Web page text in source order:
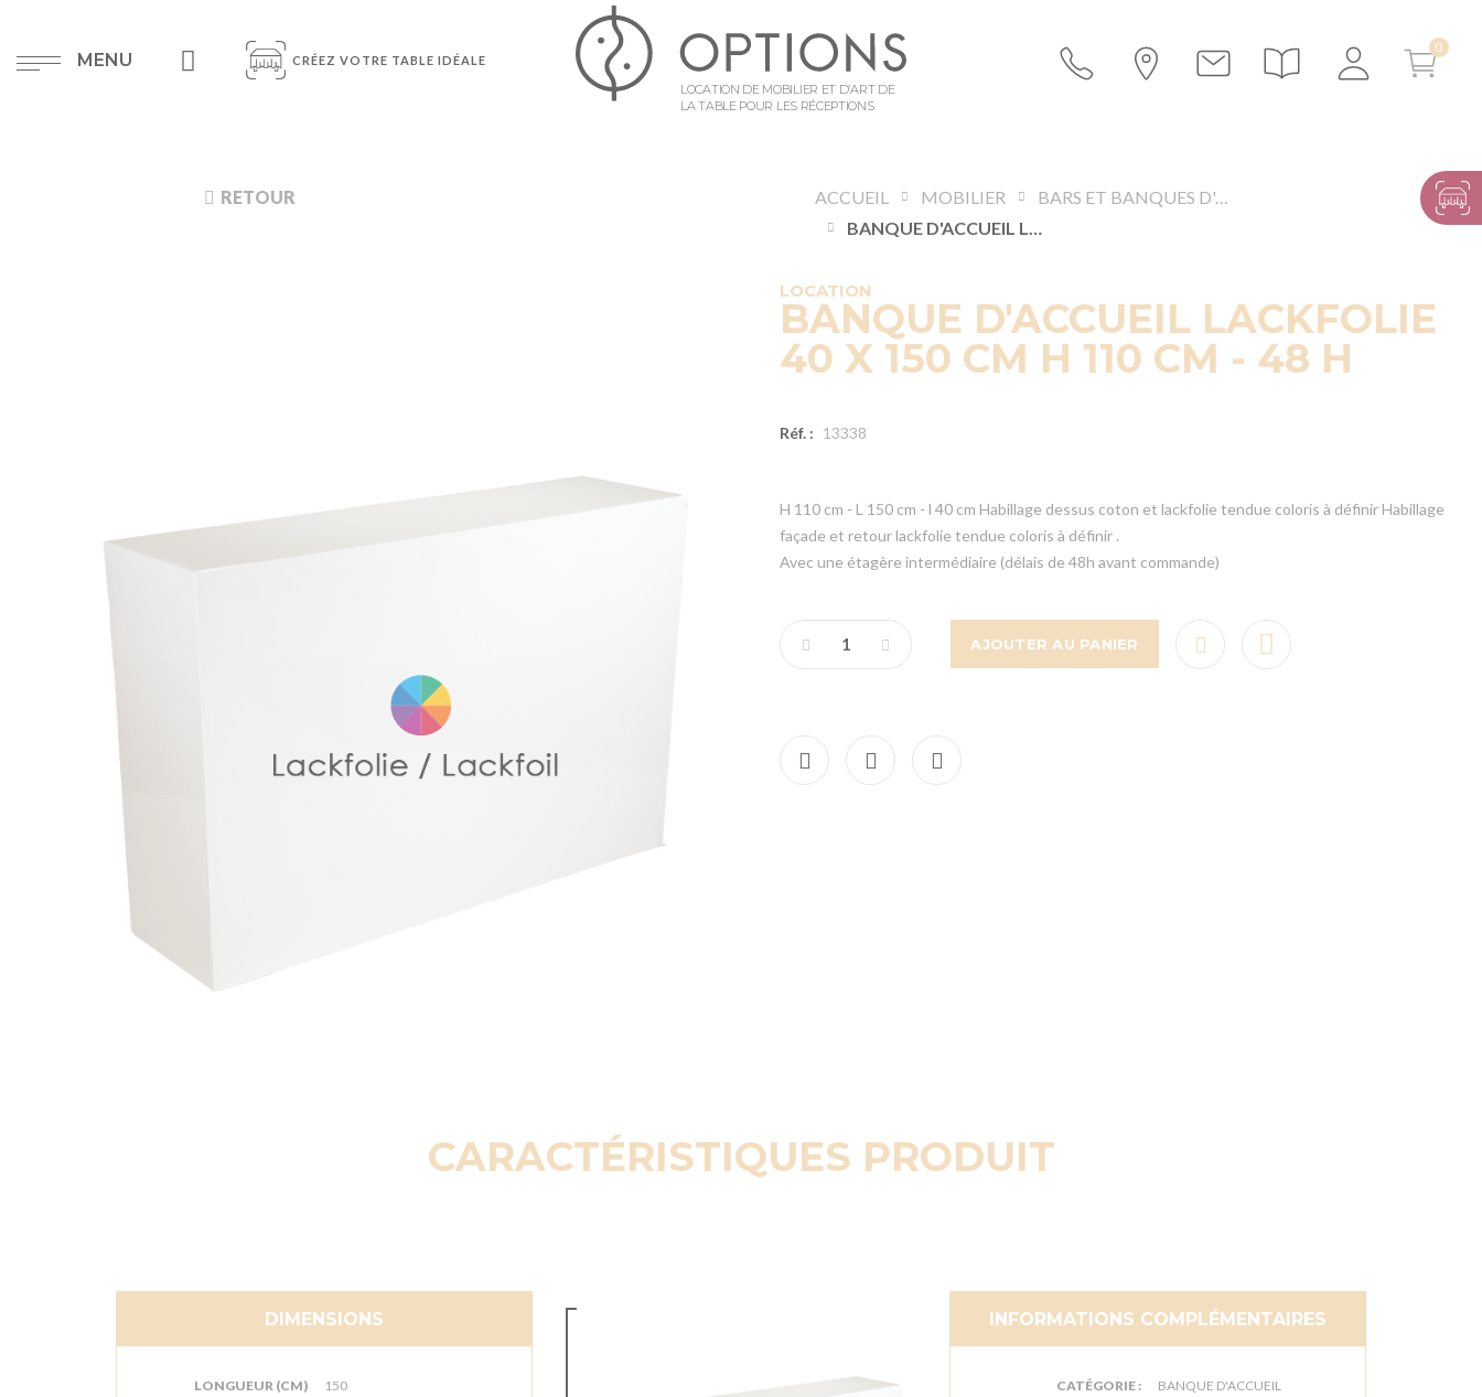
MENU CRÉEZ VOTRE TABLE IDÉALE
LOCATION DE MOBILIER ET D’ART DE
LA TABLE POUR LES RÉCEPTIONS
RETOUR ACCUEIL MOBILIER
BARS ET BANQUES D'ACCUEIL
BANQUE D'ACCUEIL LACKFOLIE 40 X 150 CM H 110 CM - 48 H
LOCATION
BANQUE D'ACCUEIL LACKFOLIE
40 X 150 CM H 110 CM - 48 H
Réf. : 13338
H 110 cm - L 150 cm - l 40 cm Habillage dessus coton et lackfolie tendue coloris à définir Habillage
façade et retour lackfolie tendue coloris à définir .
Avec une étagère intermédiaire (délais de 48h avant commande)
AJOUTER AU PANIER
CARACTÉRISTIQUES PRODUIT
DIMENSIONS
LONGUEUR (CM) 150
INFORMATIONS COMPLÉMENTAIRES
CATÉGORIE : BANQUE D'ACCUEIL